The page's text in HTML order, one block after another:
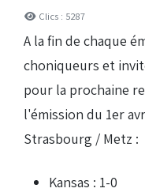
Clics : 5287
A la fin de chaque
choniqueurs et
pour la prochaine
l'émission du 1er
Strasbourg / Metz :
Kansas : 1-0